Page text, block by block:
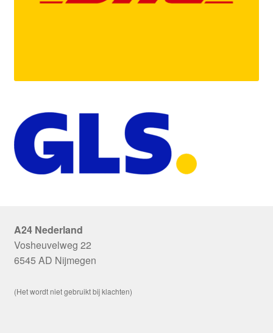
A24 Nederland
Vosheuvelweg 22
6545 AD Nijmegen
(Het wordt niet gebruikt bij klachten)